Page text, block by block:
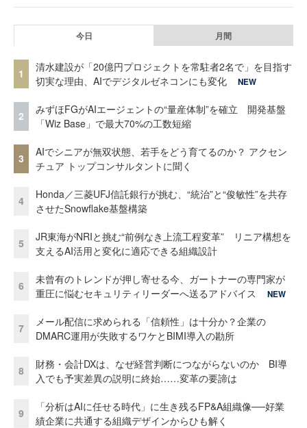
今日 月間
1
清水建設が「20億円プロジェクトを常駐者2名で」を目指す
切実な理由、AIでデジタルゼネコンにも変化
NEW
2
みずほFGがAIエージェントの“量産体制”を確立 開発基盤
「Wiz Base」で最大70%の工数短縮
3
AIでシニアが無双状態、若手をどう育てるのか？ アクセン
チュア トップコンサルタントに聞く
4
Honda／三菱UFJ信託銀行が挑む、“統治”と“俊敏性”を共存
させたSnowflake基盤構築
5
JR東海がNRIと挑む“前例なき上流工程変革” リニア構想を
支えるAI活用と変化に適応できる組織設計
6
未曾有のトレンドが押し寄せる今、ガートナーの専門家が
重圧に悩むセキュリティリーダーへ送るアドバイス
NEW
7
メール配信に求められる「信頼性」は十分か？企業の
DMARC運用が失敗するワケとBIMI導入の勘所
8
財務・会計DXは、なぜ経営判断につながらないのか BI導
入でも予実差異の説明に終始……変革の要諦は
9
「分析はAIに任せる時代」に生き残るFP&A組織像──好業
績企業に共通する組織デザインからひも解く